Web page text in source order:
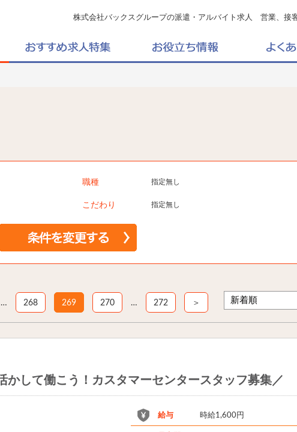
株式会社バックスグループの派遣・アルバイト求人 営業、接
職種 指定無し
こだわり 指定無し
… 268 269 270 … 272 ＞
かして働こう！カスタマーセンタースタッフ募集／
給与 時給1,600円